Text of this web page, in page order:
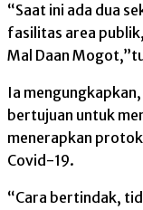
“Saat ini ada dua
fasilitas area
Mal Daan
Ia
bertujuan untuk
menerapkan
Covid-19.
“Cara bertindak,